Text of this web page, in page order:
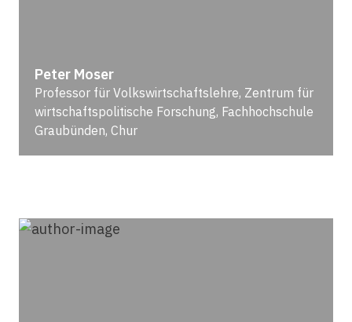
Peter Moser
Professor für Volkswirtschaftslehre, Zentrum für
wirtschaftspolitische Forschung, Fachhochschule
Graubünden, Chur